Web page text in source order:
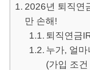
2026년 퇴직연
만 손해!
퇴직연금
누가, 얼
(가입 조